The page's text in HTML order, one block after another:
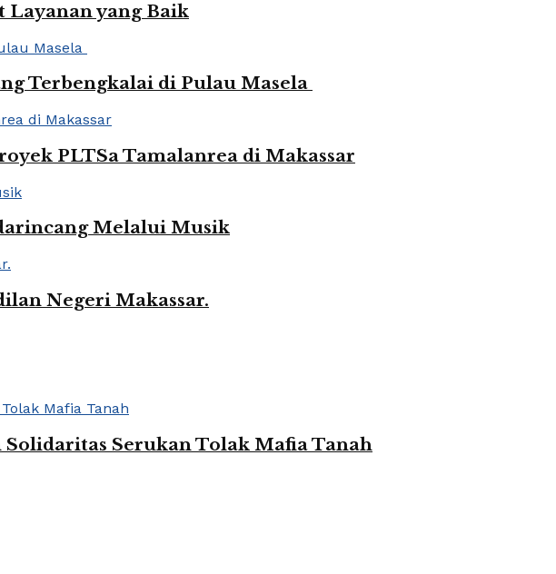
Layanan yang Baik
Terbengkalai di Pulau Masela
PLTSa Tamalanrea di Makassar
Melalui Musik
Negeri Makassar.
Serukan Tolak Mafia Tanah